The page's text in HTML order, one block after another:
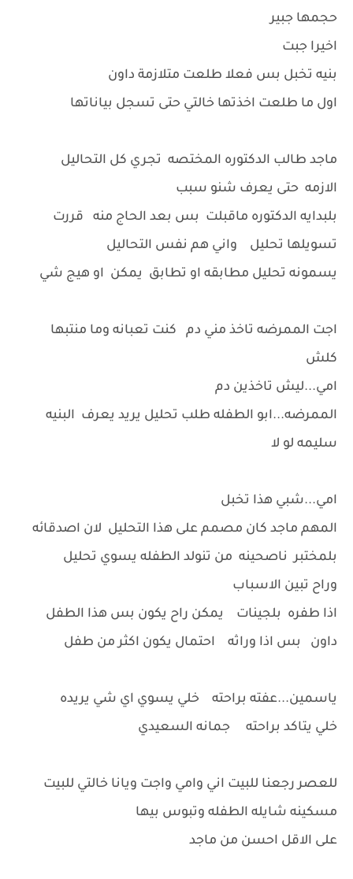
حجمها جبير
اخيرا جبت
بنيه تخبل بس فعلا طلعت متلازمة داون
اول ما طلعت اخذتها خالتي حتى تسجل بياناتها
ماجد طالب الدكتوره المختصه تجري كل التحاليل
الازمه حتى يعرف شنو سبب
بلبدايه الدكتوره ماقبلت بس بعد الحاج منه قررت
تسويلها تحليل واني هم نفس التحاليل
يسمونه تحليل مطابقه او تطابق يمكن او هيج شي
اجت الممرضه تاخذ مني دم كنت تعبانه وما منتبها
كلش
امي...ليش تاخذين دم
الممرضه...ابو الطفله طلب تحليل يريد يعرف البنيه
سليمه لو لا
امي...شبي هذا تخبل
المهم ماجد كان مصمم على هذا التحليل لان اصدقائه
بلمختبر ناصحينه من تنولد الطفله يسوي تحليل
وراح تبين الاسباب
اذا طفره بلجينات يمكن راح يكون بس هذا الطفل
داون بس اذا وراثه احتمال يكون اكثر من طفل
ياسمين...عفته براحته خلي يسوي اي شي يريده
خلي يتاكد براحته جمانه السعيدي
للعصر رجعنا للبيت اني وامي واجت ويانا خالتي للبيت
مسكينه شايله الطفله وتبوس بيها
على الاقل احسن من ماجد